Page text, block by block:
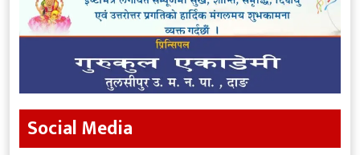
Social Media